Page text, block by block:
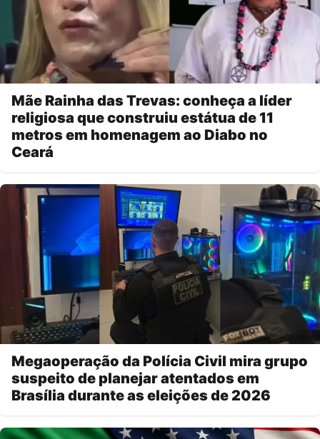
Mãe Rainha das Trevas: conheça a líder
religiosa que construiu estátua de 11
metros em homenagem ao Diabo no
Ceará
Megaoperação da Polícia Civil mira grupo
suspeito de planejar atentados em
Brasília durante as eleições de 2026